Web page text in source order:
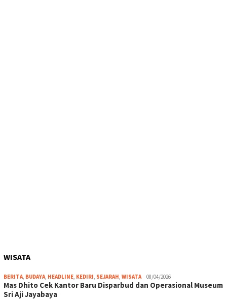
WISATA
BERITA, BUDAYA, HEADLINE, KEDIRI, SEJARAH, WISATA 08/04/2026
Mas Dhito Cek Kantor Baru Disparbud dan Operasional Museum
Sri Aji Jayabaya